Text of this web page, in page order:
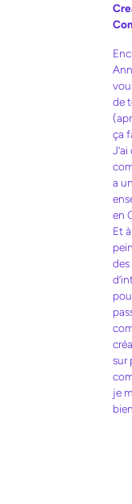
de
ça
a
en
Et
des
sur
je